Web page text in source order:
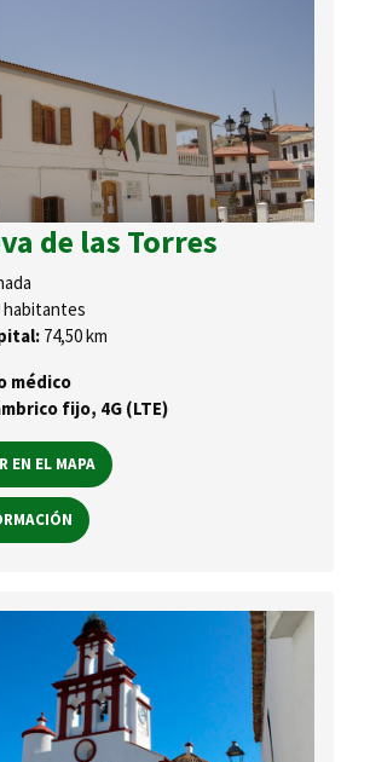
de las Torres
habitantes
74,50 km
médico
fijo, 4G (LTE)
EN EL MAPA